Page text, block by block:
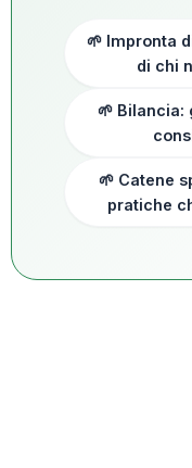
🌱 Impronta
di chi
🌱 Bilancia:
🌱 Catene
pratiche